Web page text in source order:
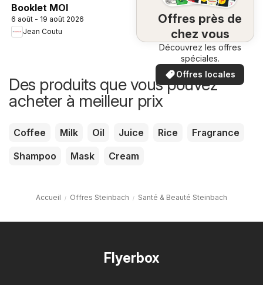
Booklet MOI
6 août - 19 août 2026
Jean Coutu
Offres près de
chez vous
Découvrez les offres
spéciales.
Offres locales
Des produits que vous pouvez
acheter à meilleur prix
Coffee Milk Oil Juice Rice
Fragrance
Shampoo
Mask Cream
Accueil Offres Steinbach Santé & Beauté Steinbach
Flyerbox